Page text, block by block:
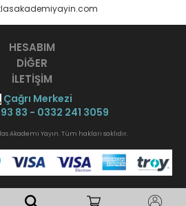
HESABIM
DİĞER
İLETİŞİM
Çağrı Merkezi
83 - 0332 241 3059
Akademi Yayın. Tüm hakları saklıdır.
Yazılımı ile hazırlanmıştır.